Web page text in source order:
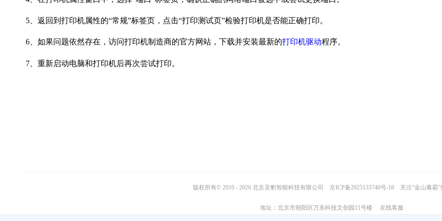
5、返回到打印机属性的“常规”标签页，点击“打印测试页”检验打印机是否能正确打印。
6、如果问题依然存在，访问打印机制造商的官方网站，下载并安装最新的打印机驱动程序。
7、重新启动电脑和打印机后再次尝试打印。
版权所有© 2010 - 2026 北京灵豹智能科技有限公司 京ICP备2025133740号-18 关注“金山毒霸
地址：北京市朝阳区万东科技文创园11号楼 在线客服